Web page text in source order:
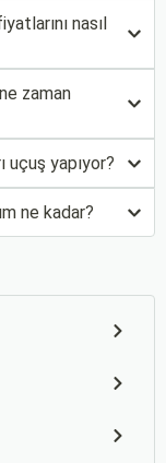
nasıl
zaman
uçuş yapıyor?
ne kadar?